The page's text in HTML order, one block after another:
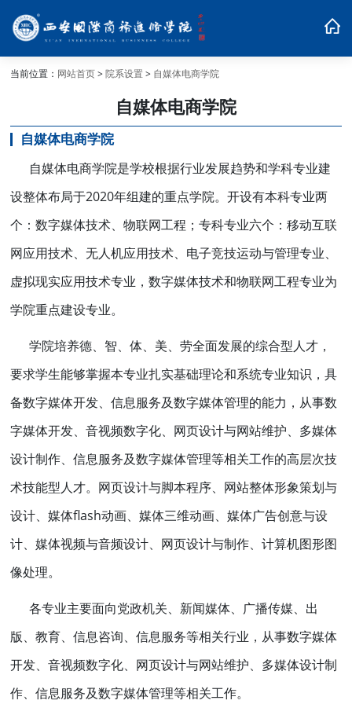
当前位置： 网站首页>院系设置> 自媒体电商学院
自媒体电商学院
自媒体电商学院
自媒体电商学院是学校根据行业发展趋势和学科专业建
设整体布局于2020年组建的重点学院。开设有本科专业两
个：数字媒体技术、物联网工程；专科专业六个：移动互联
网应用技术、无人机应用技术、电子竞技运动与管理专业、
虚拟现实应用技术专业，数字媒体技术和物联网工程专业为
学院重点建设专业。
学院培养德、智、体、美、劳全面发展的综合型人才，
要求学生能够掌握本专业扎实基础理论和系统专业知识，具
备数字媒体开发、信息服务及数字媒体管理的能力，从事数
字媒体开发、音视频数字化、网页设计与网站维护、多媒体
设计制作、信息服务及数字媒体管理等相关工作的高层次技
术技能型人才。网页设计与脚本程序、网站整体形象策划与
设计、媒体flash动画、媒体三维动画、媒体广告创意与设
计、媒体视频与音频设计、网页设计与制作、计算机图形图
像处理。
各专业主要面向党政机关、新闻媒体、广播传媒、出
版、教育、信息咨询、信息服务等相关行业，从事数字媒体
开发、音视频数字化、网页设计与网站维护、多媒体设计制
作、信息服务及数字媒体管理等相关工作。